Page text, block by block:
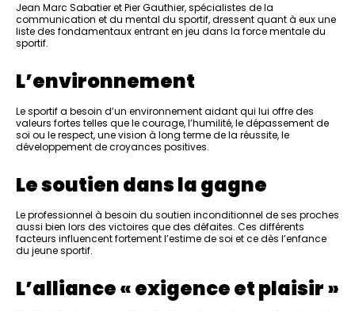
Jean Marc Sabatier et Pier Gauthier, spécialistes de la
communication et du mental du sportif, dressent quant à eux une
liste des fondamentaux entrant en jeu dans la force mentale du
sportif.
L’environnement
Le sportif a besoin d’un environnement aidant qui lui offre des
valeurs fortes telles que le courage, l’humilité, le dépassement de
soi ou le respect, une vision à long terme de la réussite, le
développement de croyances positives.
Le soutien dans la gagne
Le professionnel à besoin du soutien inconditionnel de ses proches
aussi bien lors des victoires que des défaites. Ces différents
facteurs influencent fortement l’estime de soi et ce dès l’enfance
du jeune sportif.
L’alliance « exigence et plaisir »